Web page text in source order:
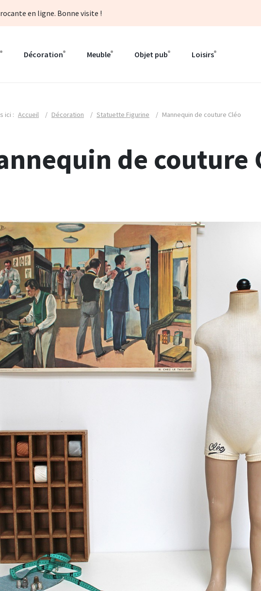
en ligne. Bonne visite !
Décoration Meuble Objet pub Loisirs
ici : Accueil / Décoration / Statuette Figurine / Mannequin de couture Cléo
de couture